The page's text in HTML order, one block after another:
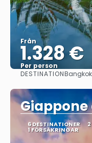
Från
1.328 €
Per person
DESTINATIONBangkok
6 DESTINATIONER
1 FÖRSÄKRINGAR